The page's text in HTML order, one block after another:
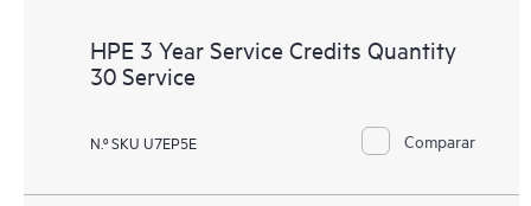
HPE 3 Year Service Credits Quantity
30 Service
N.º SKU U7EP5E Comparar